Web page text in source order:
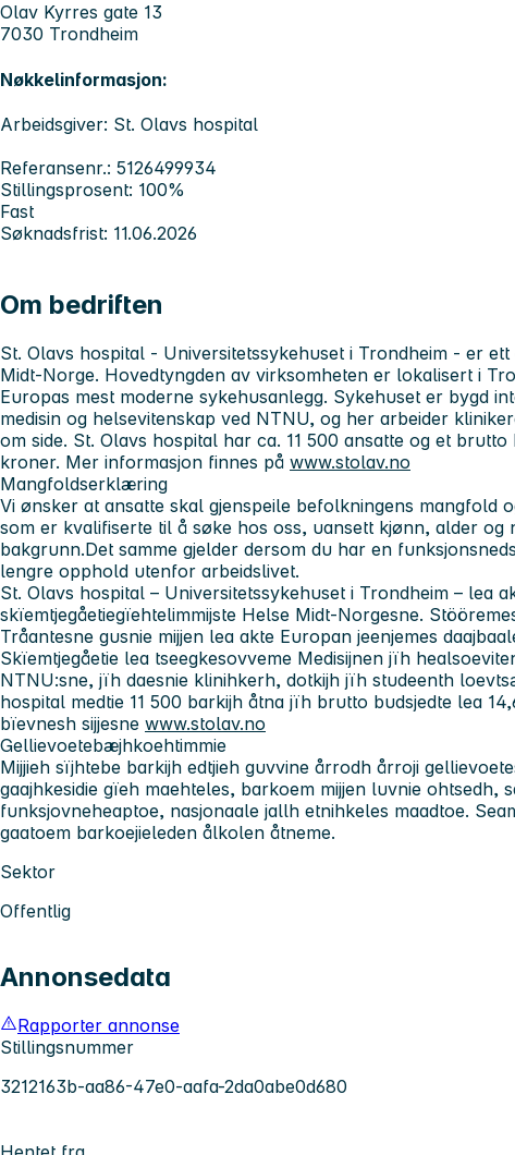
Olav Kyrres gate 13
7030 Trondheim
Nøkkelinformasjon:
Arbeidsgiver: St. Olavs hospital
Referansenr.: 5126499934
Stillingsprosent: 100%
Fast
Søknadsfrist: 11.06.2026
Om bedriften
St. Olavs hospital - Universitetssykehuset i Trondheim - er ett
Midt-Norge. Hovedtyngden av virksomheten er lokalisert i
Europas mest moderne sykehusanlegg. Sykehuset er bygd
medisin og helsevitenskap ved NTNU, og her arbeider
om side. St. Olavs hospital har ca. 11 500 ansatte og et
kroner. Mer informasjon finnes på www.stolav.no
Mangfoldserklæring
Vi ønsker at ansatte skal gjenspeile befolkningens mangfold
som er kvalifiserte til å søke hos oss, uansett kjønn, alder og
bakgrunn.Det samme gjelder dersom du har en
lengre opphold utenfor arbeidslivet.
St. Olavs hospital – Universitetssykehuset i Trondheim – lea
skïemtjegåetiegïehtelimmijste Helse Midt-Norgesne.
Tråantesne gusnie mijjen lea akte Europan jeenjemes
Skïemtjegåetie lea tseegkesovveme Medisijnen jïh
NTNU:sne, jïh daesnie klinihkerh, dotkijh jïh studeenth
hospital medtie 11 500 barkijh åtna jïh brutto budsjedte lea
bïevnesh sijjesne www.stolav.no
Gellievoetebæjhkoehtimmie
Mijjieh sïjhtebe barkijh edtjieh guvvine årrodh årroji
gaajhkesidie gïeh maehteles, barkoem mijjen luvnie ohtsedh,
funksjovneheaptoe, nasjonaale jallh etnihkeles maadtoe.
gaatoem barkoejieleden ålkolen åtneme.
Sektor
Offentlig
Annonsedata
Rapporter annonse
Stillingsnummer
3212163b-aa86-47e0-aafa-2da0abe0d680